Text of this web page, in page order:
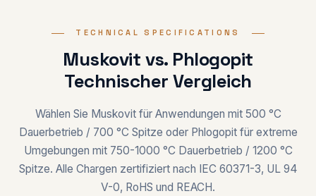
TECHNICAL SPECIFICATIONS
Muskovit vs. Phlogopit
Technischer Vergleich
Wählen Sie Muskovit für Anwendungen mit 500 °C
Dauerbetrieb / 700 °C Spitze oder Phlogopit für extreme
Umgebungen mit 750-1000 °C Dauerbetrieb / 1200 °C
Spitze. Alle Chargen zertifiziert nach IEC 60371-3, UL 94
V-0, RoHS und REACH.